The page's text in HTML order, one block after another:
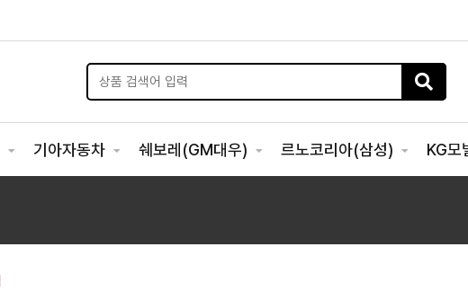
기아자동차 쉐보레(GM대우) 르노코리아(삼성) KG모